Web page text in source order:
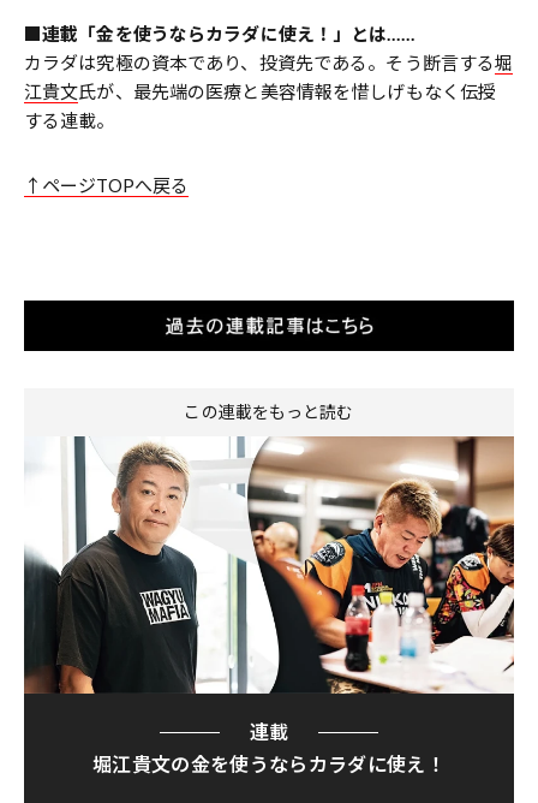
■連載「金を使うならカラダに使え！」とは……
カラダは究極の資本であり、投資先である。そう断言する堀
江貴文氏が、最先端の医療と美容情報を惜しげもなく伝授
する連載。
↑ページTOPへ戻る
この連載をもっと読む
連載
堀江貴文の金を使うならカラダに使え！